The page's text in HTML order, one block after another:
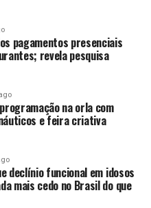
pagamentos presenciais
revela pesquisa
na orla com
e feira criativa
declínio funcional em idosos
mais cedo no Brasil do que